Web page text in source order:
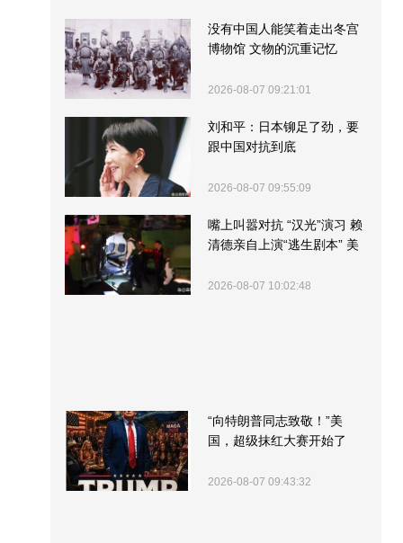
没有中国人能笑着走出冬宫
博物馆 文物的沉重记忆
2026-08-07 09:21:01
刘和平：日本铆足了劲，要
跟中国对抗到底
2026-08-07 09:55:09
嘴上叫嚣对抗 “汉光”演习 赖
清德亲自上演“逃生剧本” 美
2026-08-07 10:02:48
“向特朗普同志致敬！”美
国，超级抹红大赛开始了
2026-08-07 09:43:32